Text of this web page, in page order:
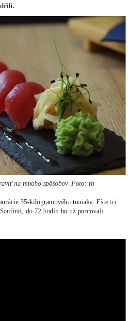
na mnoho spôsobov. Foto: th
35-kilogramového tuniaka. Ešte tri
do 72 hodín ho už porcovali